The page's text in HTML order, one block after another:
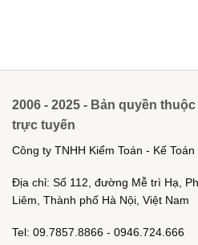
2006 - 2025 - Bản quyền
trực tuyến
Công ty TNHH Kiểm Toán - Kế
Địa chỉ: Số 112, đường Mễ trì Hạ,
Liêm, Thành phố Hà Nội, Việt Nam
Tel: 09.7857.8866 - 0946.724.666